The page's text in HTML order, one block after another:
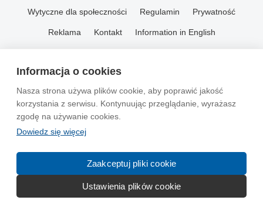
Informacja o cookies
Nasza strona używa plików cookie, aby poprawić jakość
korzystania z serwisu. Kontynuując przeglądanie, wyrażasz
zgodę na używanie cookies.
Dowiedz się więcej
Zaakceptuj pliki cookie
Ustawienia plików cookie
Wytyczne dla społeczności Regulamin Prywatność
Reklama Kontakt Information in English